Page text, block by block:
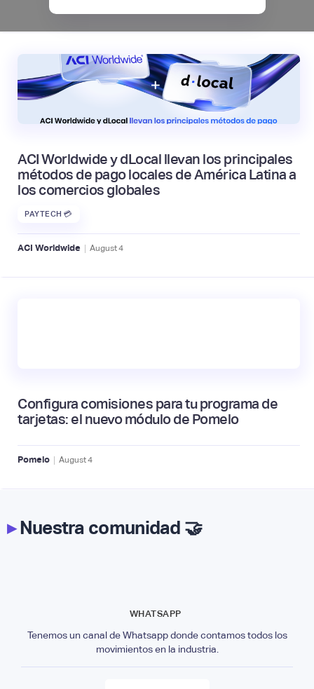
ACI Worldwide y dLocal llevan los principales
métodos de pago locales de América Latina a
los comercios globales
PAYTECH 💳
ACI Worldwide | August4
Configura comisiones para tu programa de
tarjetas: el nuevo módulo de Pomelo
Pomelo | August4
▸Nuestra comunidad 🤝
WHATSAPP
Tenemos un canal de Whatsapp donde contamos todos los
movimientos en la industria.